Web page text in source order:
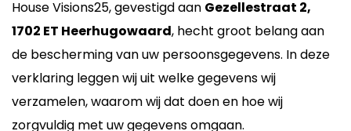
House Visions25, gevestigd aan Gezellestraat 2,
1702 ET Heerhugowaard, hecht groot belang aan
de bescherming van uw persoonsgegevens. In deze
verklaring leggen wij uit welke gegevens wij
verzamelen, waarom wij dat doen en hoe wij
zorgvuldig met uw gegevens omgaan.